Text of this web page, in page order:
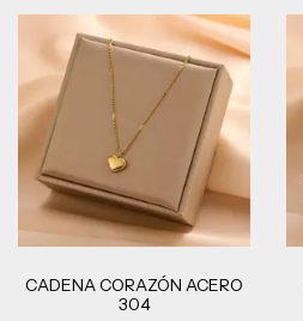
CADENA CORAZÓN ACERO
304